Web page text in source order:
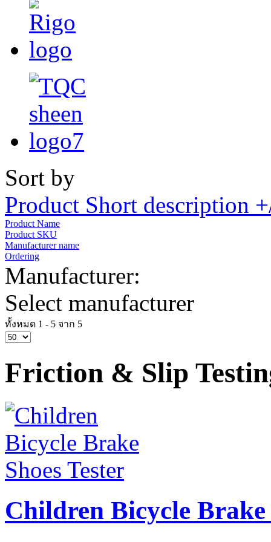
Sort by
Product Short description
Product Name
Product SKU
Manufacturer name
Ordering
Manufacturer:
Select manufacturer
ทั้งหมด 1 - 5 จาก 5
Friction & Slip
Children Bicycle Brake